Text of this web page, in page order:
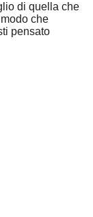
di quella che
che
pensato